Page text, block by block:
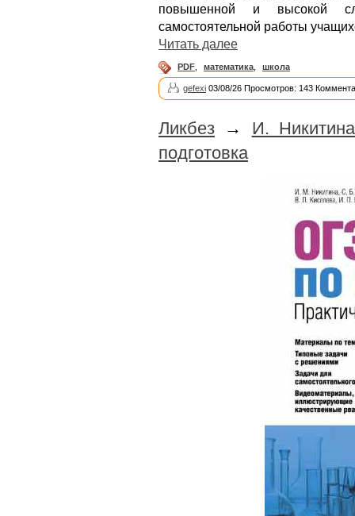
повышенной и высокой
самостоятельной работы
Читать далее
PDF математика школа
gefexi 03/08/26 Просмотров: 143
Ликбез → И.
подготовка